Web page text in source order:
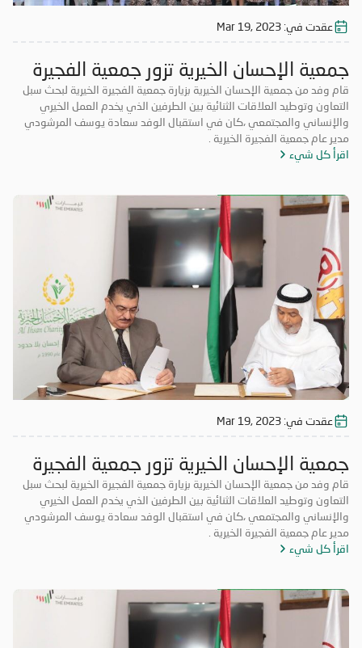
عقدت في: Mar 19, 2023
جمعية الإحسان الخيرية تزور جمعية الفجيرة
الخيرية
قام وفد من جمعية الإحسان الخيرية بزيارة جمعية الفجيرة الخيرية لبحث سبل
التعاون وتوطيد العلاقات الثنائية بين الطرفين الذي يخدم العمل الخيري
والإنساني والمجتمعي ،كان في استقبال الوفد سعادة يوسف المرشودي
مدير عام جمعية الفجيرة الخيرية .
اقرأ كل شيء
عقدت في: Mar 19, 2023
جمعية الإحسان الخيرية تزور جمعية الفجيرة
الخيرية
قام وفد من جمعية الإحسان الخيرية بزيارة جمعية الفجيرة الخيرية لبحث سبل
التعاون وتوطيد العلاقات الثنائية بين الطرفين الذي يخدم العمل الخيري
والإنساني والمجتمعي ،كان في استقبال الوفد سعادة يوسف المرشودي
مدير عام جمعية الفجيرة الخيرية .
اقرأ كل شيء